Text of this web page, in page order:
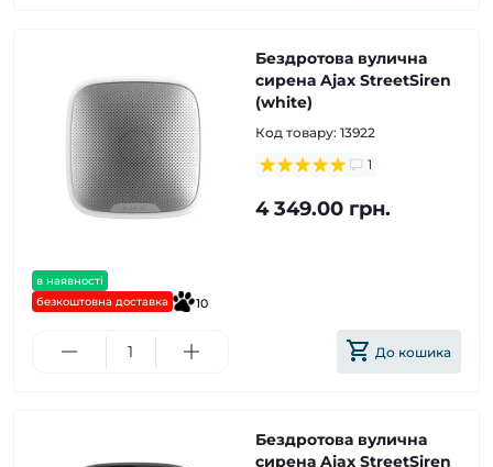
в наявності
безкоштовна доставка
10
Бездротова вулична
сирена Ajax StreetSiren
(white)
Код товару: 13922
1
4 349.00 грн.
До кошика
Бездротова вулична
сирена Ajax StreetSiren